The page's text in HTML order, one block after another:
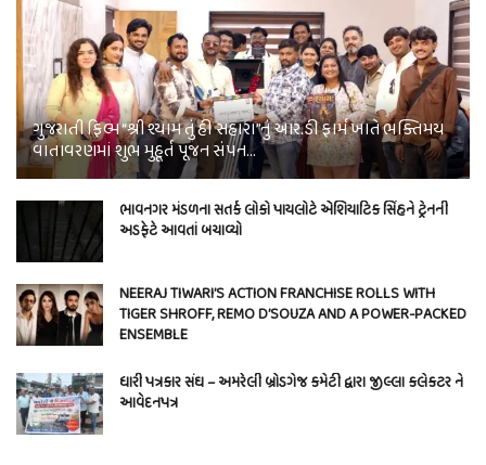
ગુજરાતી ફિલ્મ “શ્રી શ્યામ તું હી સહારા”નું આર.ડી ફાર્મ ખાતે ભક્તિમય
વાતાવરણમાં શુભ મુહૂર્ત પૂજન સંપન…
ભાવનગર મંડળના સતર્ક લોકો પાયલોટે એશિયાટિક સિંહને ટ્રેનની
અડફેટે આવતાં બચાવ્યો
NEERAJ TIWARI’S ACTION FRANCHISE ROLLS WITH
TIGER SHROFF, REMO D’SOUZA AND A POWER-PACKED
ENSEMBLE
ધારી પત્રકાર સંઘ – અમરેલી બ્રોડગેજ કમેટી દ્વારા જીલ્લા કલેકટર ને
આવેદનપત્ર